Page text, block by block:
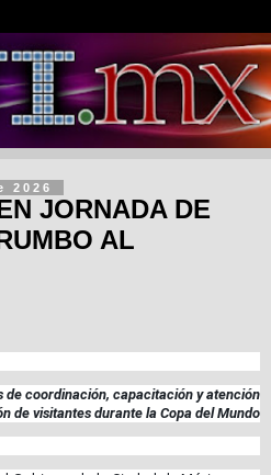
2026
JORNADA DE
AL
de coordinación, capacitación y atención
de visitantes durante la Copa del Mundo